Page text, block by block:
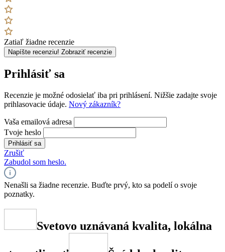
Zatiaľ žiadne recenzie
Napíšte recenziu! Zobraziť recenzie
Prihlásiť sa
Recenzie je možné odosielať iba pri prihlásení. Nižšie zadajte svoje
prihlasovacie údaje. Nový zákazník?
Vaša emailová adresa
Tvoje heslo
Prihlásiť sa
Zrušiť
Zabudol som heslo.
Nenašli sa žiadne recenzie. Buďte prvý, kto sa podelí o svoje
poznatky.
Svetovo uznávaná kvalita, lokálna